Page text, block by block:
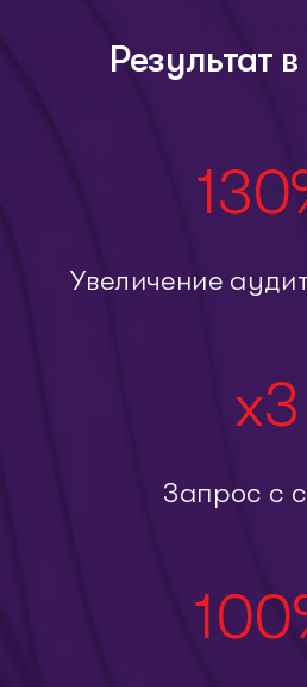
Результат
130
Увеличение
x3
Запрос с
100